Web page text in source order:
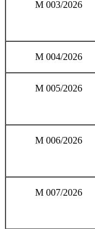
M 003/2026
M 004/2026
M 005/2026
M 006/2026
M 007/2026